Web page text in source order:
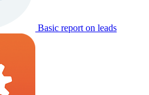
Basic report on leads